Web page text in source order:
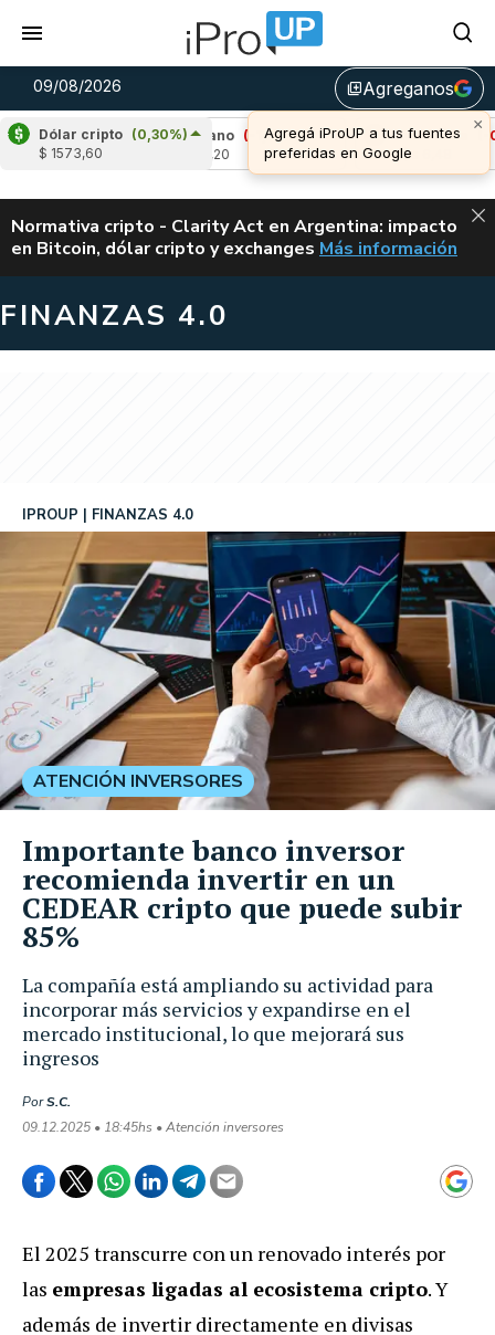
09/08/2026 library_addAgreganos
Dólar cripto (0,30%)
$ 1573,60
Cardano
(-1,81%)
Avalanche (-
u$s 6,48
ALERTA
Normativa cripto - Clarity Act en Argentina: impacto
en Bitcoin, dólar cripto y exchanges CLARITY ACT EN
Más información
FINANZAS 4.0
La compañía está ampliando su actividad para
incorporar más servicios y expandirse en el
mercado institucional, lo que mejorará sus
ingresos
IPROUP FINANZAS 4.0
PorS.C.
09.12.2025 • 18:45hs • Atención inversores
ATENCIÓN INVERSORES
Importante banco inversor
recomienda invertir en un
CEDEAR cripto que puede subir
85%
El 2025 transcurre con un renovado interés por
las empresas ligadas al ecosistema cripto. Y
además de invertir directamente en divisas